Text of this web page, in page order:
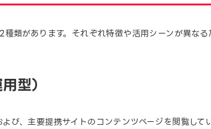
類があります。それぞれ特徴や活用シーンが異な
型）
び、主要提携サイトのコンテンツページを閲覧して